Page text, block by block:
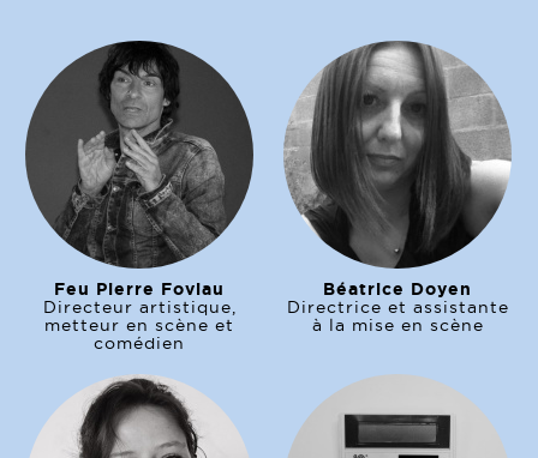
Feu Pierre Foviau
Directeur artistique,
metteur en scène et
comédien
Béatrice Doyen
Directrice et assistante
à la mise en scène